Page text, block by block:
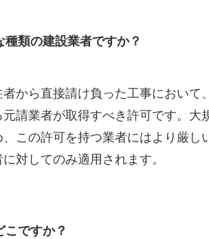
種類の建設業者ですか？
者から直接請け負った工事において
請業者が取得すべき許可です。大
この許可を持つ業者にはより厳し
対してのみ適用されます。
こですか？